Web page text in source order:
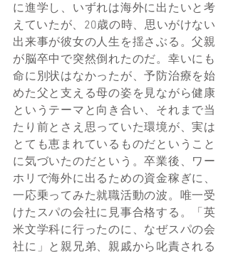
に進学し、いずれは海外に出たいと考
えていたが、20歳の時、思いがけない
出来事が彼女の人生を揺さぶる。父親
が脳卒中で突然倒れたのだ。幸いにも
命に別状はなかったが、予防治療を始
めた父と支える母の姿を見ながら健康
というテーマと向き合い、それまで当
たり前とさえ思っていた環境が、実は
とても恵まれているものだということ
に気づいたのだという。卒業後、ワー
ホリで海外に出るための資金稼ぎに、
一応乗ってみた就職活動の波。唯一受
けたスパの会社に見事合格する。「英
米文学科に行ったのに、なぜスパの会
社に」と親兄弟、親戚から叱責される